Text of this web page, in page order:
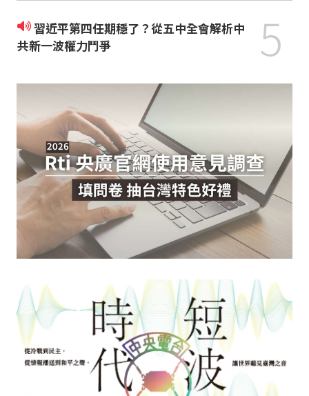
習近平第四任期穩了？從五中全會解析中
共新一波權力鬥爭
5